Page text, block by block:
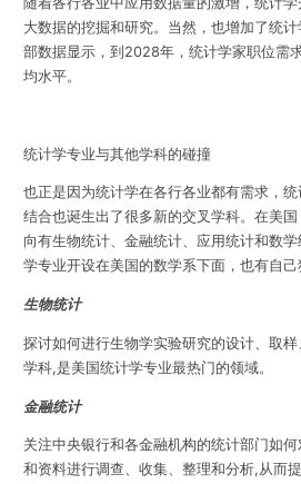
大数据的挖掘和研究。当然，也增加了统
部数据显示，到2028年，统计学家职位需
均水平。
统计学专业与其他学科的碰撞
也正是因为统计学在各行各业都有需求，
结合也诞生出了很多新的交叉学科。在美
向有生物统计、金融统计、应用统计和数学
学专业开设在美国的数学系下面，也有自己
生物统计
探讨如何进行生物学实验研究的设计、取
学科,是美国统计学专业最热门的领域。
金融统计
关注中央银行和各金融机构的统计部门如
和资料进行调查、收集、整理和分析,从而